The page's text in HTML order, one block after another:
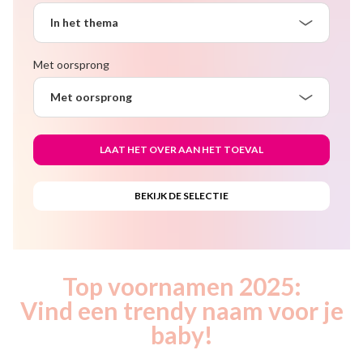
In het thema
Met oorsprong
Met oorsprong
Top voornamen 2025:
Vind een trendy naam voor je
baby!